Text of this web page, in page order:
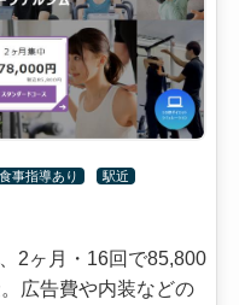
食事指導あり 駅近
2ヶ月・16回で85,800
広告費や内装などの